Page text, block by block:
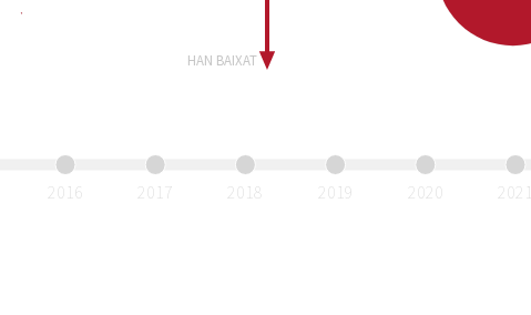
HAN BAIXAT
2016 2017 2018 2019 2021